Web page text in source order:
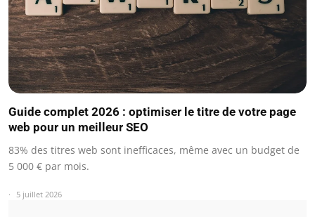
Guide complet 2026 : optimiser le titre de votre page
web pour un meilleur SEO
83% des titres web sont inefficaces, même avec un budget de
5 000 € par mois.
5 juillet 2026